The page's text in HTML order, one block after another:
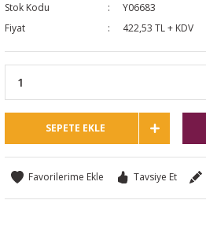
Stok Kodu
Y06683
Fiyat
422,53 TL + KDV
SEPETE EKLE
Tavsiye Et